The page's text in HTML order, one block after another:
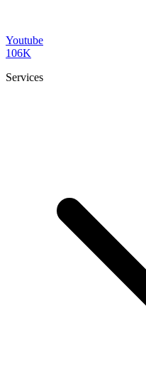
Youtube
106K
Services